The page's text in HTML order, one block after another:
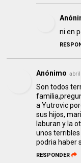
ni en
Anónimo abril
Son todos
a Yutrovic
sus hijos,
laburan y la
unos
podria haber
RESPONDER